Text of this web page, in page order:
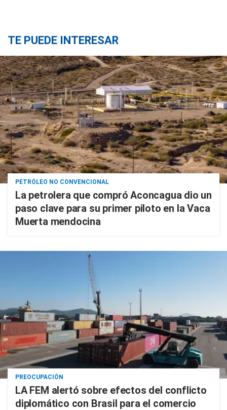
TE PUEDE INTERESAR
PETRÓLEO NO CONVENCIONAL
La petrolera que compró Aconcagua dio un
paso clave para su primer piloto en la Vaca
Muerta mendocina
PREOCUPACIÓN
LA FEM alertó sobre efectos del conflicto
diplomático con Brasil para el comercio